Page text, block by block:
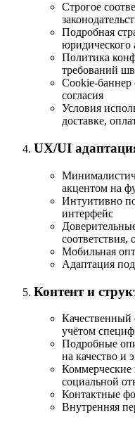
Строгое
Подробная
юридического
Политика
требований
Cookie-
согласия
Условия
доставке,
UX/UI
акцентом на
Интуитивно
интерфейс
соответствия,
Мобильная
Адаптация
Контент и
Качественный
учётом
Подробные
на качество и
Коммерческие
социальной
Контактные
Внутренняя